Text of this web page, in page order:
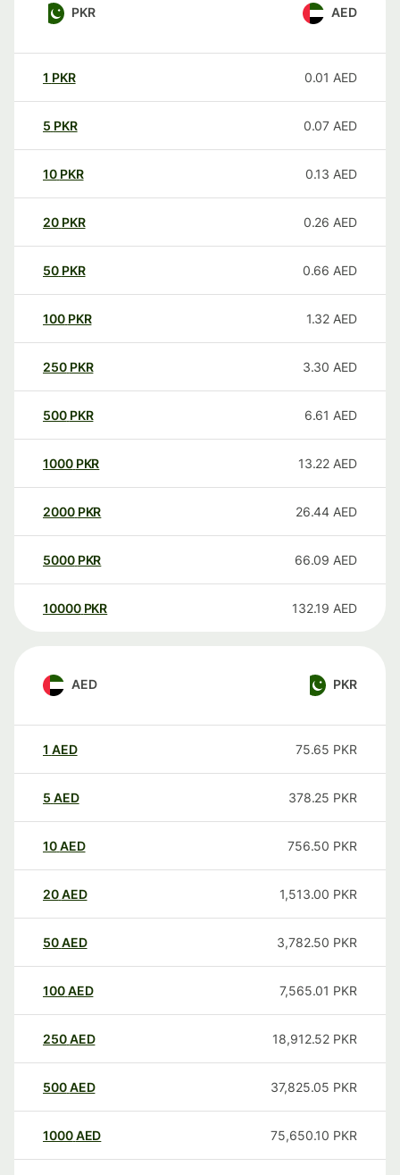
PKR AED
1 PKR 0.01 AED
5 PKR 0.07 AED
10 PKR 0.13 AED
20 PKR 0.26 AED
50 PKR 0.66 AED
100 PKR 1.32 AED
250 PKR 3.30 AED
500 PKR 6.61 AED
1000 PKR 13.22 AED
2000 PKR 26.44 AED
5000 PKR 66.09 AED
10000 PKR 132.19 AED
AED PKR
1 AED 75.65 PKR
5 AED 378.25 PKR
10AED 756.50 PKR
20AED 1,513.00 PKR
50AED 3,782.50 PKR
100AED 7,565.01 PKR
250AED 18,912.52 PKR
500AED 37,825.05 PKR
1000AED 75,650.10 PKR